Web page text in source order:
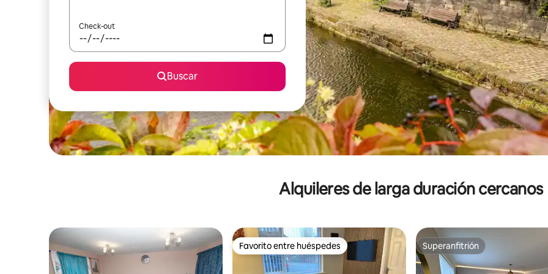
Check-out
Buscar
Alquileres de larga duración cercanos
Favorito entre huéspedes
Favorito entre huéspedes Superanfitrión
Superanfitrión